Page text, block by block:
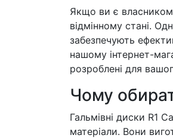
Якщо ви є власником
відмінному стані.
забезпечують
нашому інтернет-
розроблені для
Чому
Гальмівні диски R1
матеріали. Вони